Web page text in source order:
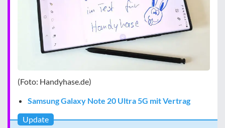
(Foto: Handyhase.de)
Samsung Galaxy Note 20 Ultra 5G mit Vertrag
Update